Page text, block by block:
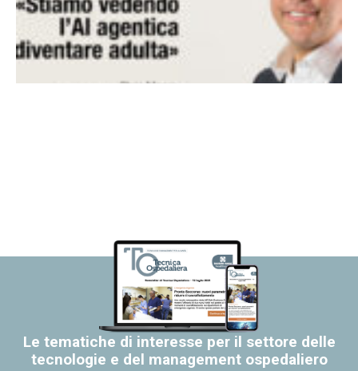
Le tematiche di interesse per il settore delle
tecnologie e del management ospedaliero